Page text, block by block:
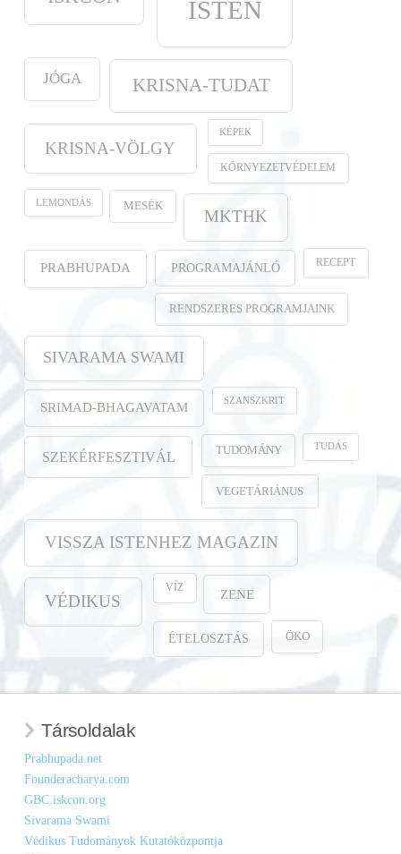
ISTEN
JÓGA KRISNA-TUDAT
KRISNA-VÖLGY
KÉPEK
KÖRNYEZETVÉDELEM
LEMONDÁS MESÉK
MKTHK
PRABHUPADA PROGRAMAJÁNLÓ RECEPT
RENDSZERES PROGRAMJAINK
SIVARAMA SWAMI
SRIMAD-BHAGAVATAM SZANSZKRIT
SZEKÉRFESZTIVÁL TUDOMÁNY TUDÁS
VEGETÁRIÁNUS
VISSZA ISTENHEZ MAGAZIN
VÉDIKUS
VÍZ ZENE
ÉTELOSZTÁS ÖKO
Társoldalak
Prabhupada.net
Founderacharya.com
GBC.iskcon.org
Sivarama Swami
Védikus Tudományok Kutatóközpontja